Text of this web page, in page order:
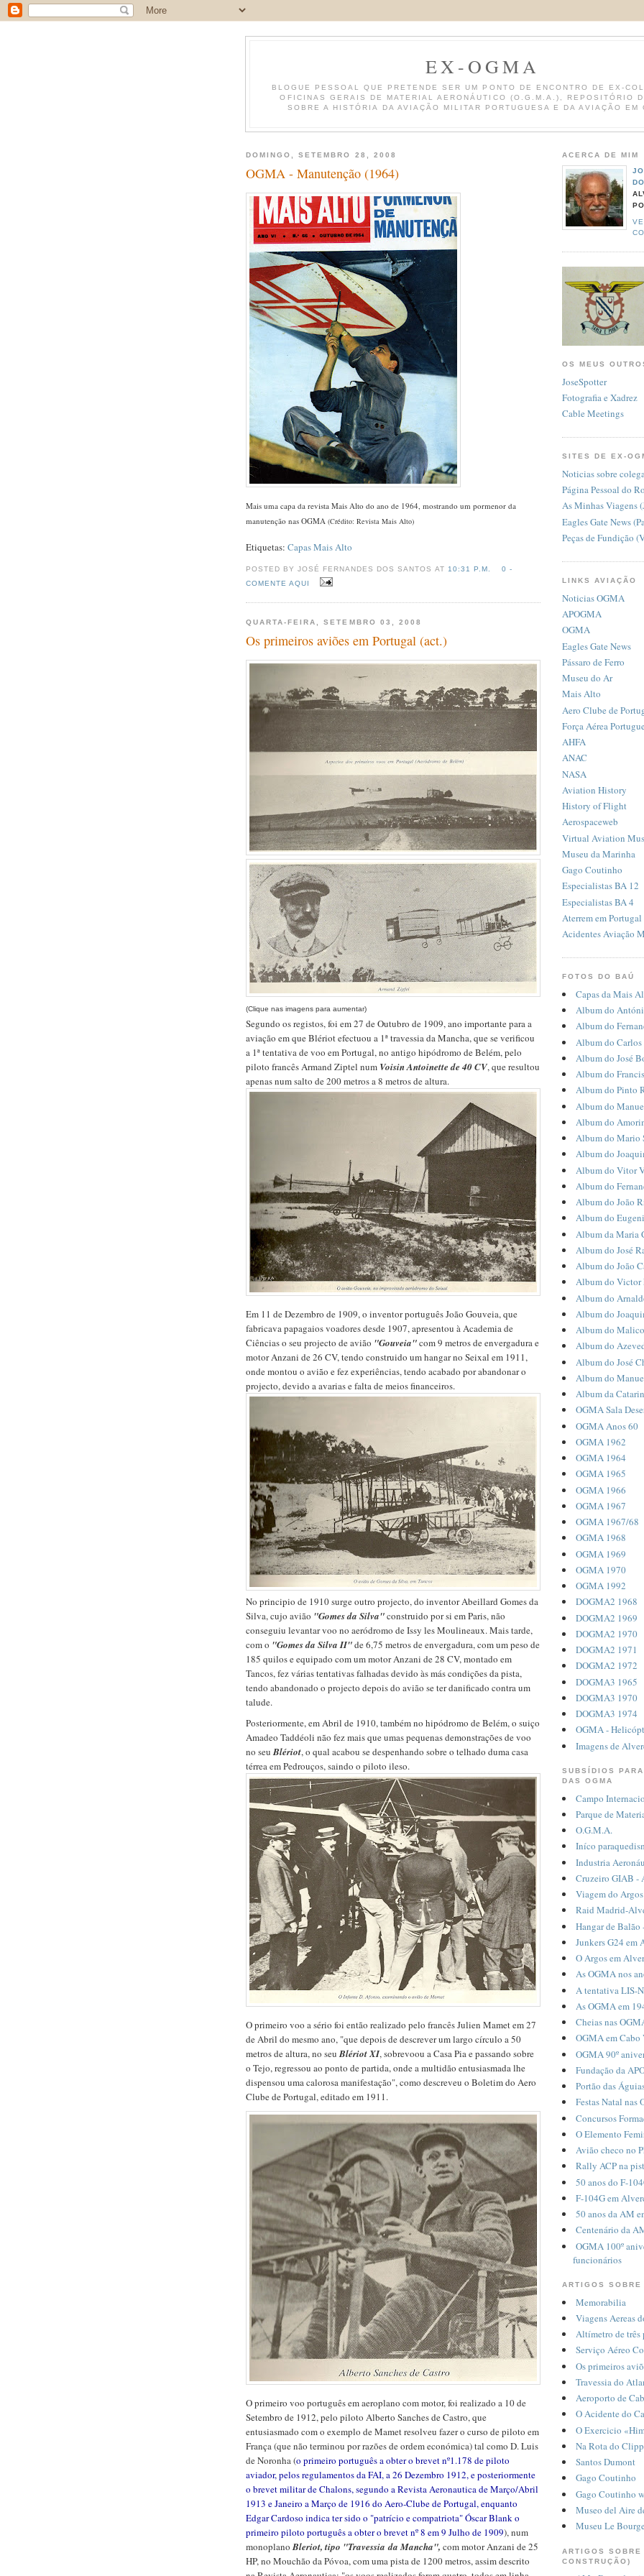
EX-OGMA
BLOGUE PESSOAL QUE PRETENDE SER UM PONTO DE ENCONTRO DE EX-
OFICINAS GERAIS DE MATERIAL AERONÁUTICO (O.G.M.A.), REPOSITÓRIO
SOBRE A HISTÓRIA DA AVIAÇÃO MILITAR PORTUGUESA E DA AVIAÇÃO EM
DOMINGO, SETEMBRO 28, 2008
OGMA - Manutenção (1964)
Mais uma capa da revista Mais Alto do ano de 1964, mostrando um pormenor da
manutenção nas OGMA (Crédito: Revista Mais Alto)
Etiquetas: Capas Mais Alto
POSTED BY JOSÉ FERNANDES DOS SANTOS AT 10:31 P.M.
0 -
COMENTE AQUI
QUARTA-FEIRA, SETEMBRO 03, 2008
Os primeiros aviões em Portugal (act.)
(Clique nas imagens para aumentar)
Segundo os registos, foi em 27 de Outubro de 1909, ano importante para a
aviação em que Blériot efectuou a 1ª travessia da Mancha, que se verificou
a 1ª tentativa de voo em Portugal, no antigo hipódromo de Belém, pelo
piloto francêsArmand Ziptel num Voisin Antoinette de 40 CV, que resultou
apenas num salto de 200 metros a 8 metros de altura.
Em 11 de Dezembro de 1909, o inventor português João Gouveia, que
fabricava papagaios voadores desde 1907, apresentou à Academia de
Ciências o seu projecto de avião "Gouveia"com 9 metros de envergadura e
motor Anzani de 26 CV, tendo construido um hangar no Seixal em 1911,
onde montou o avião e fez experiências, tendo acabado por abandonar o
projecto, devido a avarias e falta de meios financeiros.
No principio de 1910 surge outro projecto, do inventor Abeillard Gomes da
Silva, cujo avião "Gomes da Silva"construido por si em Paris, não
conseguiu levantar voo no aeródromo de Issy les Moulineaux. Mais tarde,
com o "Gomes da Silva II"de 6,75 metros de envergadura, com um peso de
185 quilos e equipado com um motor Anzani de 28 CV, montado em
Tancos, fez várias tentativas falhadas devido às más condições da pista,
tendo abandonado o projecto depois do avião se ter danificado contra um
talude.
Posteriormente, em Abril de 1910, também no hipódromo de Belém, o suiço
Amadeo Taddéoli não fez mais que umas pequenas demonstrações de voo
no seuBlériot, o qual acabou se despenhando sobre o telhado duma casa
térrea em Pedrouços, saindo o piloto ileso.
O primeiro voo a sério foi então realizado pelo francêsJulien Mamet em 27
de Abril do mesmo ano, "que depois de descrever um largo círculo a 50
metros de altura, no seuBlériot XI,sobrevoou a Casa Pia e passando sobre
o Tejo, regressou ao ponto de partida, onde a multidão entusiasmada lhe
dispensou uma calorosa manifestação", como descreveu o Boletim do Aero
Clube de Portugal, editado em 1911.
O primeiro voo português em aeroplano com motor, foi realizado a 10 de
Setembro de 1912, pelo piloto Alberto Sanches de Castro, que
entusiasmado com o exemplo de Mamet resolveu fazer o curso de piloto em
França (que não terminou por razões de ordem económica) tal como D. Luis
de Noronha (o primeiro português a obter o brevet nº1.178 de piloto
aviador, pelos regulamentos da FAI, a 26 Dezembro 1912, e posteriormente
o brevet militar de Chalons, segundo a Revista Aeronautica de Março/Abril
1913 e Janeiro a Março de 1916 do Aero-Clube de Portugal, enquanto
Edgar Cardoso indica ter sido o "patrício e compatriota" Óscar Blank o
primeiro piloto português a obter o brevet nº 8 em 9 Julho de 1909), num
monoplanoBleriot, tipo "Travessia da Mancha", com motor Anzani de 25
HP, no Mouchão da Póvoa, com uma pista de 1200 metros, assim descrito
ACERCA DE MIM
OS MEUS
JoseSpotter
Fotografia e Xadrez
Cable Meetings
SITES DE EX-
Noticias sobre
Página Pessoal do
As Minhas Viagens
Eagles Gate News
Peças de Fundição
LINKS AVIAÇÃO
Noticias OGMA
APOGMA
OGMA
Eagles Gate News
Pássaro de Ferro
Museu do Ar
Mais Alto
Aero Clube de
Força Aérea
AHFA
ANAC
NASA
Aviation History
History of Flight
Aerospaceweb
Virtual Aviation
Museu da Marinha
Gago Coutinho
Especialistas BA 12
Especialistas BA 4
Aterrem em Portugal
Acidentes Aviação
FOTOS DO BAÚ
Capas da Mais
Album do
Album do
Album do
Album do José
Album do
Album do Pinto
Album do
Album do
Album do Mario
Album do
Album do Vitor
Album do
Album do João
Album do
Album da Maria
Album do José
Album do João
Album do Victor
Album do
Album do
Album do Malico
Album do
Album do José
Album do
Album da
OGMA Sala
OGMA Anos 60
OGMA 1962
OGMA 1964
OGMA 1965
OGMA 1966
OGMA 1967
OGMA 1967/68
OGMA 1968
OGMA 1969
OGMA 1970
OGMA 1992
DOGMA2 1968
DOGMA2 1969
DOGMA2 1970
DOGMA2 1971
DOGMA2 1972
DOGMA3 1965
DOGMA3 1970
DOGMA3 1974
OGMA -
Imagens de
SUBSÍDIOS
DAS OGMA
Campo
Parque de
O.G.M.A.
Iníco
Industria
Cruzeiro GIAB -
Viagem do
Raid Madrid-
Hangar de Balão
Junkers G24 em
O Argos em
As OGMA nos
A tentativa LIS-
As OGMA em
Cheias nas
OGMA em Cabo
OGMA 90º
Fundação da
Portão das
Festas Natal nas
Concursos
O Elemento
Avião checo no
Rally ACP na
50 anos do F-
F-104G em
50 anos da AM
Centenário da
OGMA 100º
funcionários
ARTIGOS
Memorabilia
Viagens Aereas
Altímetro de três
Serviço Aéreo
Os primeiros
Travessia do
Aeroporto de
O Acidente do
O Exercicio
Na Rota do
Santos Dumont
Gago Coutinho
Gago Coutinho
Museo del Aire
Museu Le
ARTIGOS
CONSTRUÇÃO)